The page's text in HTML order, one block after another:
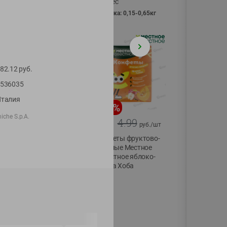
фасовка: 0,15-0,65кг
5.99
%
4.99 руб./шт
Конфеты фруктово-
ягодные Местное
известное яблоко-
тыква Хоба
руб.
S.p.A.